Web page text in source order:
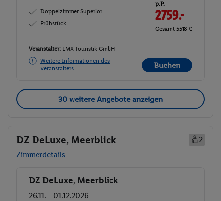
Doppelzimmer Superior
Frühstück
p.P.
2759.-
Gesamt 5518 €
Veranstalter: LMX Touristik GmbH
Weitere Informationen des
Veranstalters
Buchen
30 weitere Angebote anzeigen
DZ DeLuxe, Meerblick
2
Zimmerdetails
Buchen
DZ DeLuxe, Meerblick
26.11. - 01.12.2026